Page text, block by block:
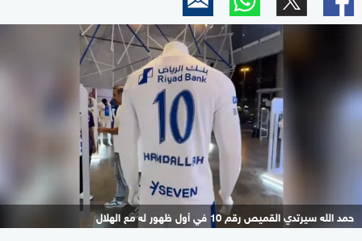
حمد الله سيرتدي القميص رقم 10 في أول ظهور له مع الهلال